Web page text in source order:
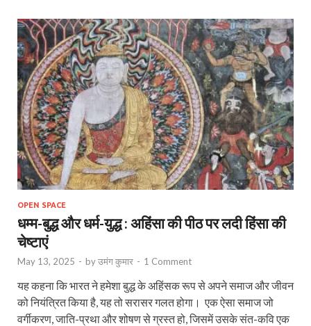
OPEN SPACE
धम्म-बुद्ध और धर्म-युद्ध : अहिंसा की पीठ पर लदी हिंसा की
चेष्टाएं
May 13, 2025 - byउमंग कुमार - 1 Comment
यह कहना कि भारत ने हमेशा बुद्ध के अहिंसक रूप से अपने समाज और जीवन
को नियंत्रित किया है, यह तो सरासर गलत होगा। एक ऐसा समाज जो
वर्गीकरण, जाति-प्रथा और शोषण से ग्रस्त हो, जिसमें उसके संत-कवि एक